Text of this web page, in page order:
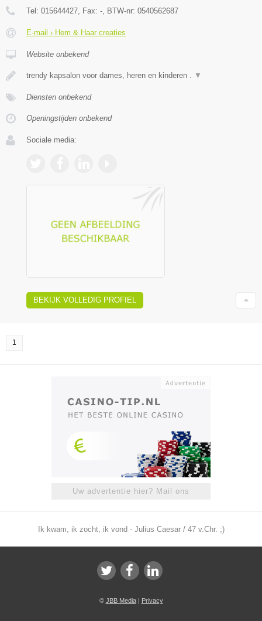
Tel: 015644427 , Fax: - , BTW-nr: 0540562687
E-mail › Hem & Haar creaties
Website onbekend
trendy kapsalon voor dames, heren en kinderen . ▼
Diensten onbekend
Openingstijden onbekend
Sociale media:
BEKIJK VOLLEDIG PROFIEL
1
Uw advertentie hier? Mail ons
Ik kwam, ik zocht, ik vond - Julius Caesar / 47 v.Chr. ;)
© JBB Media| Privacy